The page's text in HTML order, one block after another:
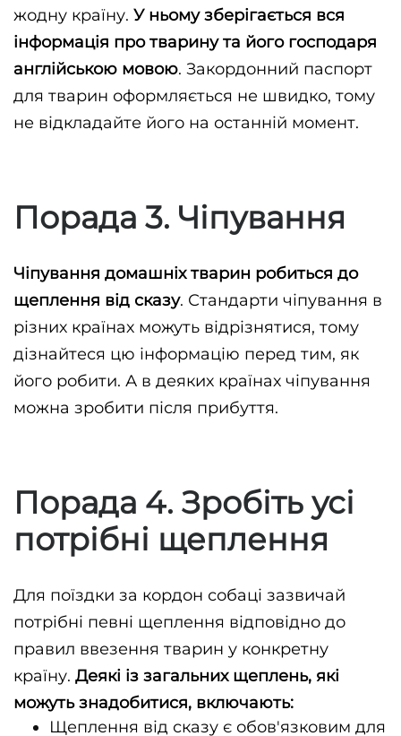
жодну країну. У ньому зберігається вся
інформація про тварину та його господаря
англійською мовою. Закордонний паспорт
для тварин оформляється не швидко, тому
не відкладайте його на останній момент.
Порада 3. Чіпування
Чіпування домашніх тварин робиться до
щеплення від сказу. Стандарти чіпування в
різних країнах можуть відрізнятися, тому
дізнайтеся цю інформацію перед тим, як
його робити. А в деяких країнах чіпування
можна зробити після прибуття.
Порада 4. Зробіть усі
потрібні щеплення
Для поїздки за кордон собаці зазвичай
потрібні певні щеплення відповідно до
правил ввезення тварин у конкретну
країну. Деякі із загальних щеплень, які
можуть знадобитися, включають:
Щеплення від сказу є обов'язковим для